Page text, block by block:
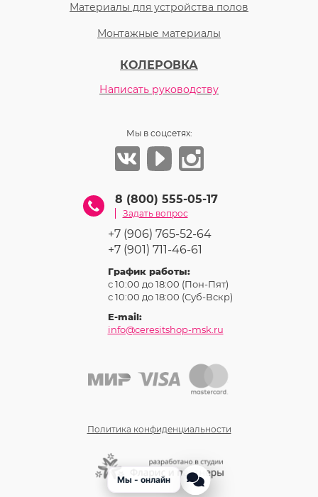
Материалы для устройства полов
Монтажные материалы
КОЛЕРОВКА
Написать руководству
Мы в соцсетях:
8 (800) 555-05-17
Задать вопрос
+7 (906) 765-52-64
+7 (901) 711-46-61
График работы:
с 10:00 до 18:00 (Пон-Пят)
с 10:00 до 18:00 (Суб-Вcкр)
E-mail:
info@ceresitshop-msk.ru
Политика конфиденциальности